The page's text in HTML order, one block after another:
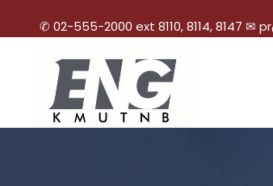
✆ 02-555-2000 ext 8110, 8114, 8147 ✉